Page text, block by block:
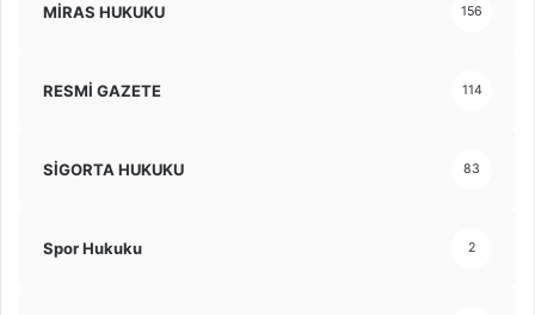
MİRAS HUKUKU 156
RESMİ GAZETE 114
SİGORTA HUKUKU 83
Spor Hukuku 2